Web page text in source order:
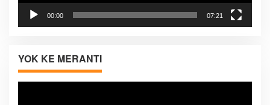
00:00 07:21
YOK KE MERANTI
Pemutar